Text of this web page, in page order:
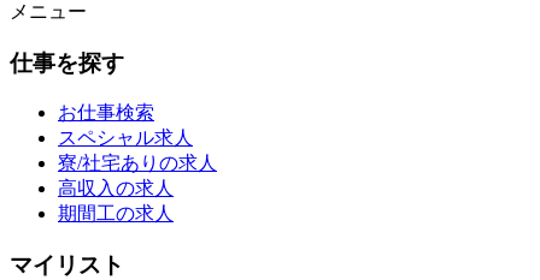
メニュー
仕事を探す
お仕事検索
スペシャル求人
寮/社宅ありの求人
高収入の求人
期間工の求人
マイリスト